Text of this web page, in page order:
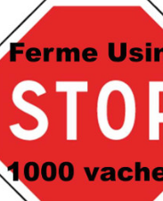
CCP2014
du Comité
de la Recherche
- CoNRS
de la branche
2025
2024
2023
2022
2021
2020
2019
2018
2017